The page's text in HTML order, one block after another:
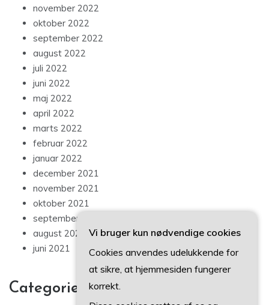
november 2022
oktober 2022
september 2022
august 2022
juli 2022
juni 2022
maj 2022
april 2022
marts 2022
februar 2022
januar 2022
december 2021
november 2021
oktober 2021
september 2021
august 2021
juni 2021
Categories
Vi bruger kun nødvendige cookies
Cookies anvendes udelukkende for
at sikre, at hjemmesiden fungerer
korrekt.